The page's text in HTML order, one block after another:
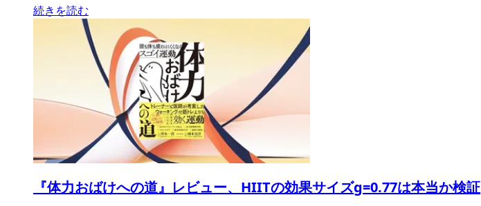
続きを読む
『体力おばけへの道』レビュー、HIITの効果サイズg=0.77は本当か検証